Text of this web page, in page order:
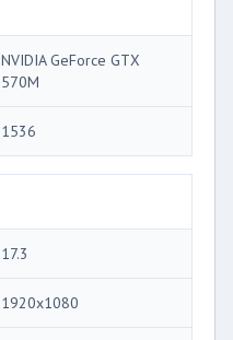
NVIDIA GeForce GTX
570M
1536
17.3
1920x1080